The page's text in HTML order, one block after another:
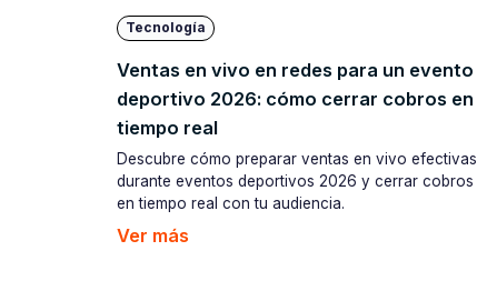
Tecnología
Ventas en vivo en redes para un evento
deportivo 2026: cómo cerrar cobros en
tiempo real
Descubre cómo preparar ventas en vivo efectivas
durante eventos deportivos 2026 y cerrar cobros
en tiempo real con tu audiencia.
Ver más